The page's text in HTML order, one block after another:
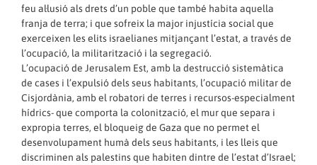
feu al·lusió als drets d’un poble que també habita aquella
franja de terra; i que sofreix la major injustícia social que
exerceixen les elits israelianes mitjançant l’estat, a través de
l’ocupació, la militarització i la segregació.
L’ocupació de Jerusalem Est, amb la destrucció sistemàtica
de cases i l’expulsió dels seus habitants, l’ocupació militar de
Cisjordània, amb el robatori de terres i recursos-especialment
hídrics- que comporta la colonització, el mur que separa i
expropia terres, el bloqueig de Gaza que no permet el
desenvolupament humà dels seus habitants, i les lleis que
discriminen als palestins que habiten dintre de l’estat d’Israel;